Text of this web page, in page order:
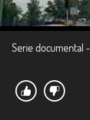
Serie documental -